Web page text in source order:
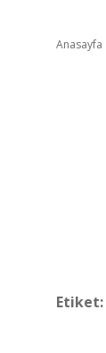
Anasayfa
Etiket: